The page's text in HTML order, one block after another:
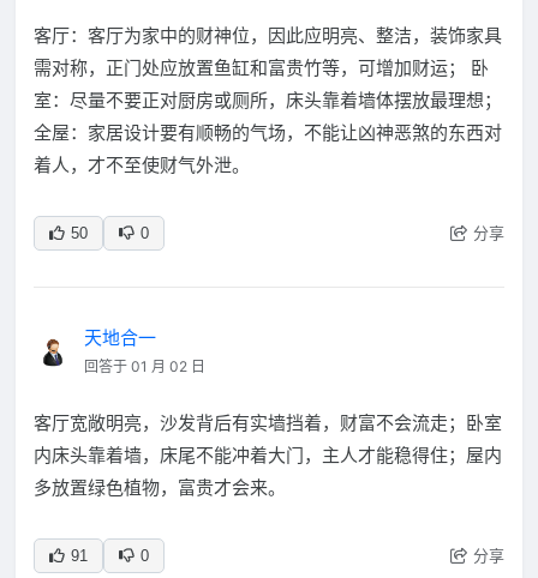
客厅：客厅为家中的财神位，因此应明亮、整洁，装饰家具
需对称，正门处应放置鱼缸和富贵竹等，可增加财运； 卧
室：尽量不要正对厨房或厕所，床头靠着墙体摆放最理想；
全屋：家居设计要有顺畅的气场，不能让凶神恶煞的东西对
着人，才不至使财气外泄。
50 0 分享
天地合一
回答于 01 月 02 日
客厅宽敞明亮，沙发背后有实墙挡着，财富不会流走；卧室
内床头靠着墙，床尾不能冲着大门，主人才能稳得住；屋内
多放置绿色植物，富贵才会来。
91 0 分享